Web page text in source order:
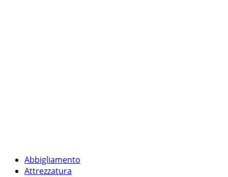
Abbigliamento
Attrezzatura